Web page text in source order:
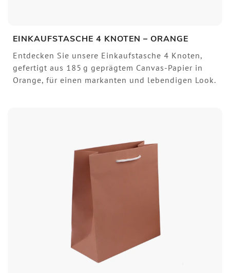
EINKAUFSTASCHE 4 KNOTEN – ORANGE
Entdecken Sie unsere Einkaufstasche 4 Knoten,
gefertigt aus 185 g geprägtem Canvas-Papier in
Orange, für einen markanten und lebendigen Look.